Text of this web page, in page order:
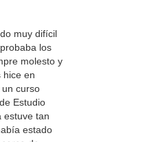
muy difícil
los
molesto y
hice en
un curso
Estudio
estuve tan
estado